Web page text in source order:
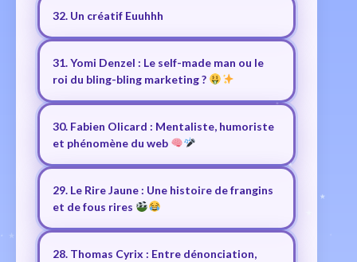
32. Un créatif Euuhhh
31. Yomi Denzel : Le self-made man ou le
roi du bling-bling marketing ?
30. Fabien Olicard : Mentaliste, humoriste
et phénomène du web
29. Le Rire Jaune : Une histoire de frangins
et de fous rires
28. Thomas Cyrix : Entre dénonciation,